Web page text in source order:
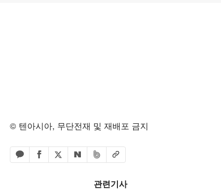
© 텐아시아, 무단전재 및 재배포 금지
카카오톡 공유하기
페이스북 공유하기
엑스 공유하기
네이버 공유하기
밴드 공유하기
URL복사
관련기사